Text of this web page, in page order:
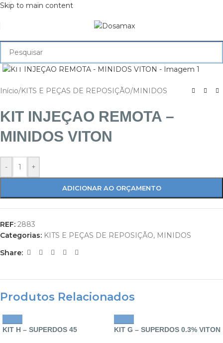
Skip to main content
Ampliar
Início/KITS E PEÇAS DE REPOSIÇÃO/MINIDOS
KIT INJEÇAO REMOTA –
MINIDOS VITON
- +
ADICIONAR AO ORÇAMENTO
REF: 2883
Categorias: KITS E PEÇAS DE REPOSIÇÃO, MINIDOS
Share:
Produtos Relacionados
KIT H – SUPERDOS 45 KIT G – SUPERDOS 0.3% VITON